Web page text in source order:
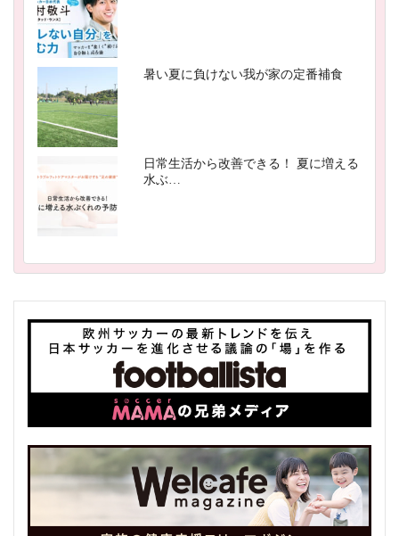
暑い夏に負けない我が家の定番補食
日常生活から改善できる！ 夏に増える
水ぶ…